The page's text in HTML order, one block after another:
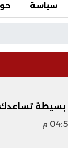
سياسة
بسيطة